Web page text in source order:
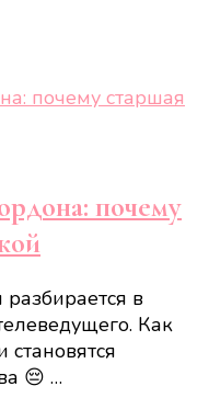
почему
в
Как
😔 …